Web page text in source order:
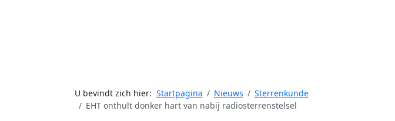
U bevindt zich hier: Startpagina Nieuws
Sterrenkunde
EHT onthult donker hart van nabij radiosterrenstelsel